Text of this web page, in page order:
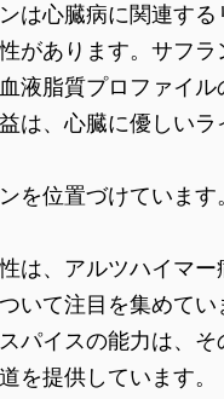
は心臓病に関連す
があります。サフ
液脂質プロファイ
は、心臓に優しい
を位置づけています。
は、アルツハイマ
いて注目を集めて
パイスの能力は、
を提供しています。